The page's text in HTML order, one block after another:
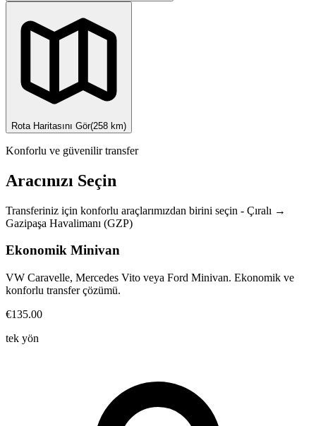
Rota Haritasını Gör(258 km)
Konforlu ve güvenilir transfer
Aracınızı Seçin
Transferiniz için konforlu araçlarımızdan birini seçin - Çıralı →
Gazipaşa Havalimanı (GZP)
Ekonomik Minivan
VW Caravelle, Mercedes Vito veya Ford Minivan. Ekonomik ve
konforlu transfer çözümü.
€135.00
tek yön